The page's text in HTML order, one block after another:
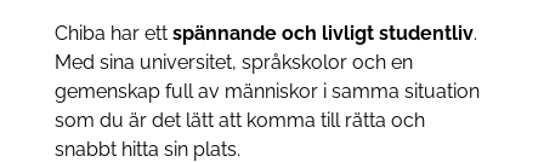
Chiba har ett spännande och livligt studentliv.
Med sina universitet, språkskolor och en
gemenskap full av människor i samma situation
som du är det lätt att komma till rätta och
snabbt hitta sin plats.